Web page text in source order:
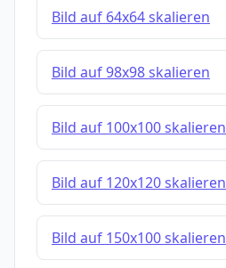
Bild auf 64x64 skalieren
Bild auf 98x98 skalieren
Bild auf 100x100 skalieren
Bild auf 120x120 skalieren
Bild auf 150x100 skalieren